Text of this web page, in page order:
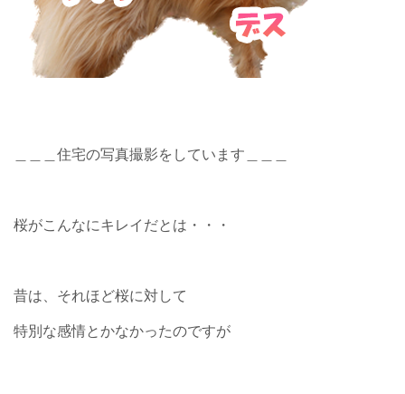
＿＿＿住宅の写真撮影をしています＿＿＿
桜がこんなにキレイだとは・・・
昔は、それほど桜に対して
特別な感情とかなかったのですが